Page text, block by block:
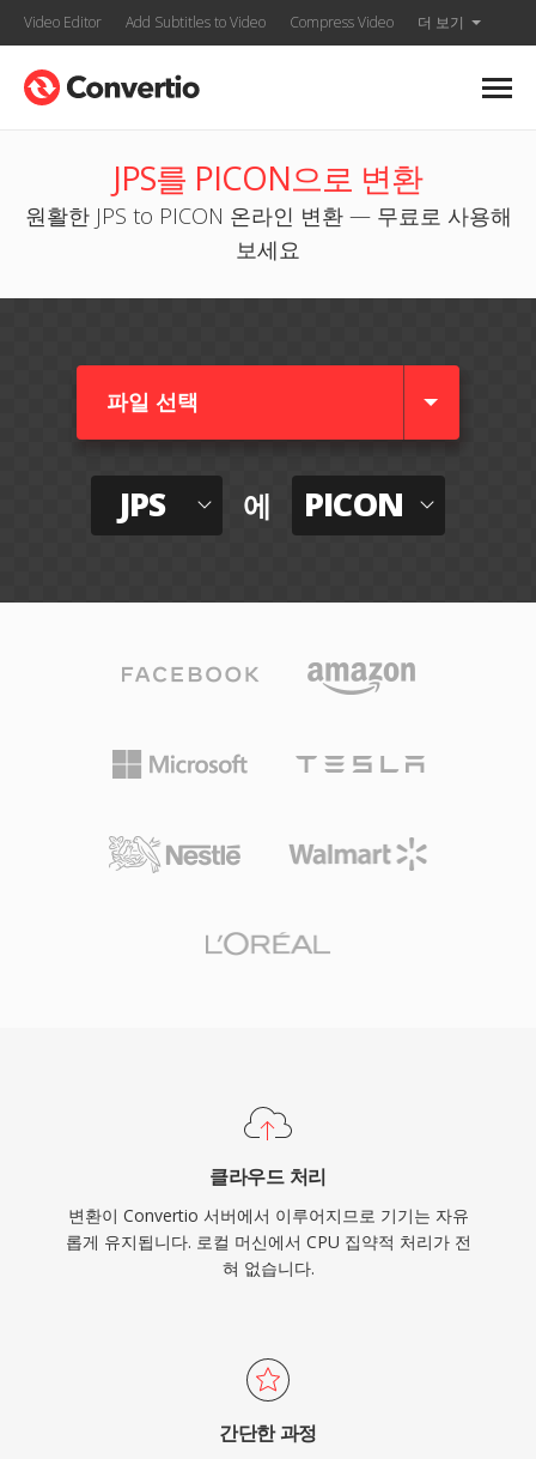
Video Editor Add Subtitles to Video Compress Video 더 보기
JPS를 PICON으로 변환
원활한 JPS to PICON 온라인 변환 — 무료로 사용해
보세요
파일 선택
JPS 에 PICON
클라우드 처리
변환이 Convertio 서버에서 이루어지므로 기기는 자유
롭게 유지됩니다. 로컬 머신에서 CPU 집약적 처리가 전
혀 없습니다.
간단한 과정